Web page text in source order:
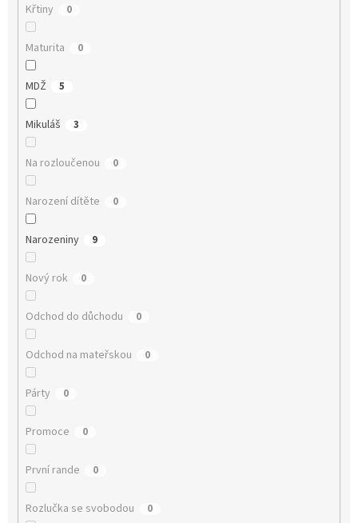
Křtiny 0
Maturita 0
MDŽ 5
Mikuláš 3
Na rozloučenou 0
Narození dítěte 0
Narozeniny 9
Nový rok 0
Odchod do důchodu 0
Odchod na mateřskou 0
Párty 0
Promoce 0
První rande 0
Rozlučka se svobodou 0